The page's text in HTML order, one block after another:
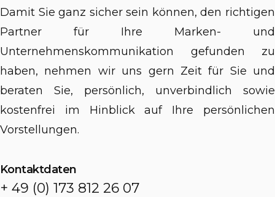
Damit Sie ganz sicher sein können, den richtigen
Partner für Ihre Marken- und
Unternehmenskommunikation gefunden zu
haben, nehmen wir uns gern Zeit für Sie und
beraten Sie, persönlich, unverbindlich sowie
kostenfrei im Hinblick auf Ihre persönlichen
Vorstellungen.
Kontaktdaten
+ 49 (0) 173 812 26 07